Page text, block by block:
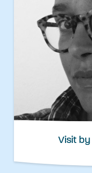
Visit by